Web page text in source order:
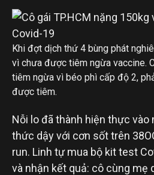
Khi đợt dịch thứ 4 bùng phát
vì chưa được tiêm ngừa vaccine.
tiêm ngừa vì béo phì cấp độ 2,
được tiêm.
Nỗi lo đã thành hiện thực vào
thức dậy với cơn sốt trên
run. Linh tự mua bộ kit test
và nhận kết quả: cô cùng mẹ